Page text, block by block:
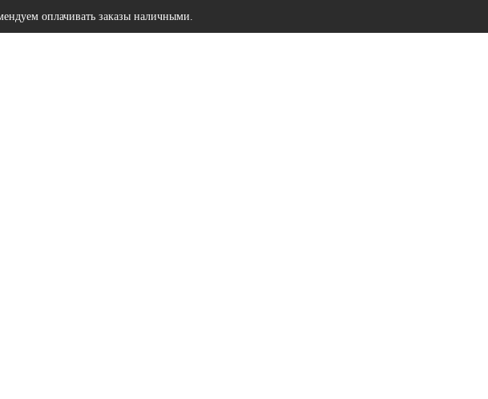
оплачивать заказы наличными.